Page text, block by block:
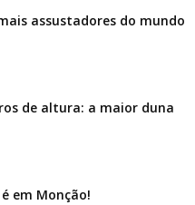
assustadores do mundo
de altura: a maior duna
em Monção!